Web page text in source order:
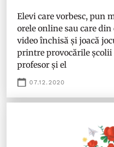
Elevi care vorbesc, pun
orele online sau care
video închisă și joacă
printre provocările
profesor și el
07.12.2020